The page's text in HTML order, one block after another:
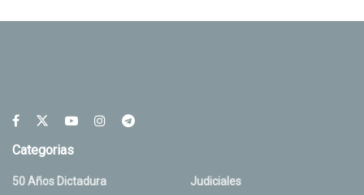
Categorias
50 Años Dictadura
Judiciales